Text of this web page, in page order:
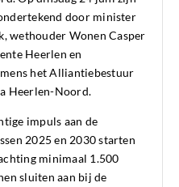
door minister
wethouder Wonen Casper
Heerlen en
het Alliantiebestuur
Heerlen-Noord.
impuls aan de
2025 en 2030 starten
minimaal 1.500
sluiten aan bij de